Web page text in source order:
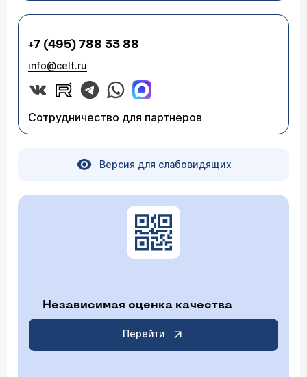
+7 (495) 788 33 88
info@celt.ru
Сотрудничество для партнеров
Версия для слабовидящих
Независимая оценка качества
Перейти